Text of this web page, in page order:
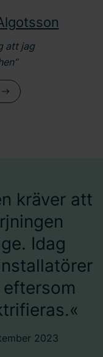
att jag
kräver att
Idag
2023